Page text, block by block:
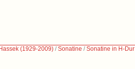
(1929-2009) /Sonatine /Sonatine in H-Dur